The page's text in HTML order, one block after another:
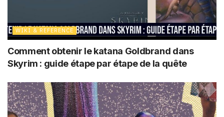
WIKI & REFERENCE
Comment obtenir le katana Goldbrand dans
Skyrim : guide étape par étape de la quête